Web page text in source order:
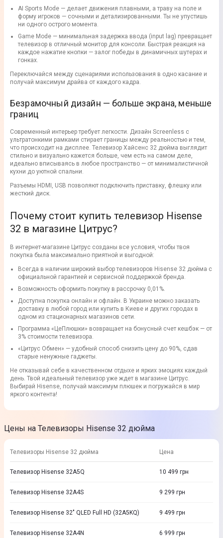
AI Sports Mode — делает движения плавными, а траву на поле и
форму игроков — сочными и детализированными. Ты не упустишь
ни одного острого момента.
Game Mode — минимальная задержка ввода (input lag) превращает
телевизор в отличный монитор для консоли. Быстрая реакция на
каждое нажатие кнопки — залог победы в динамичных шутерах и
гонках.
Переключайся между сценариями использования в одно касание и
получай максимум драйва от каждого кадра.
Безрамочный дизайн — больше экрана, меньше
границ
Современный интерьер требует легкости. Дизайн Screenless с
ультратонкими рамками стирает границы между реальностью и тем,
что происходит на дисплее. Телевизор Хайсенс 32 дюйма выглядит
стильно и визуально кажется больше, чем есть на самом деле,
идеально вписываясь в любое пространство — от минималистичной
кухни до уютной спальни.
Разъемы HDMI, USB позволяют подключить приставку, флешку или
жесткий диск.
Почему стоит купить телевизор Hisense
32 в магазине Цитрус?
В интернет-магазине Цитрус созданы все условия, чтобы твоя
покупка была максимально приятной и выгодной:
Всегда в наличии широкий выбор телевизоров Hisense 32 дюйма с
официальной гарантией и сервисной поддержкой бренда.
Возможность оформить покупку в рассрочку 0,01%.
Доступна покупка онлайн и офлайн. В Украине можно заказать
доставку в любой город или купить в Киеве и других городах в
одном из стационарных магазинов сети.
Программа «ЦеПлюшки» возвращает на бонусный счет кешбэк — от
3% стоимости телевизора.
«Цитрус Обмен» — удобный способ снизить цену до 90%, сдав
старые ненужные гаджеты.
Не отказывай себе в качественном отдыхе и ярких эмоциях каждый
день. Твой идеальный телевизор уже ждет в магазине Цитрус.
Выбирай Hisense, получай максимум плюшек и погружайся в мир
яркого контента!
Цены на Телевизоры Hisense 32 дюйма
Телевизоры Hisense 32 дюйма Цена
Телевизор Hisense 32A5Q 10 499 грн
Телевизор Hisense 32A4S 9 299 грн
Телевизор Hisense 32" QLED Full HD (32A5KQ) 9 499 грн
Телевизор Hisense 32A4N 6 999 грн